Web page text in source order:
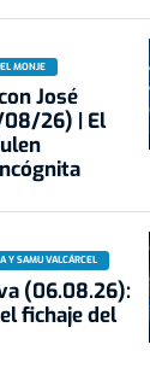
MONJE
José
26) | El
Y SAMU VALCÁRCEL
(06.08.26):
fichaje del